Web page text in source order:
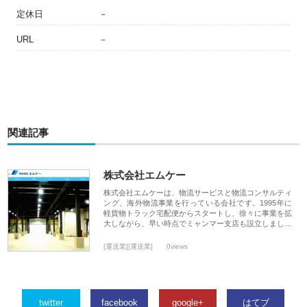
定休日 －
URL －
関連記事
株式会社エムケー
株式会社エムケーは、物流サービスと物流コンサルティ
ング、海外物流事業を行っている会社です。1995年に
軽貨物トラック宅配便からスタートし、徐々に事業を拡
大しながら、早い時点でミャンマー支店も設立しまし…
[運送業][運送業] 0views
twitter facebook google+ はてブ